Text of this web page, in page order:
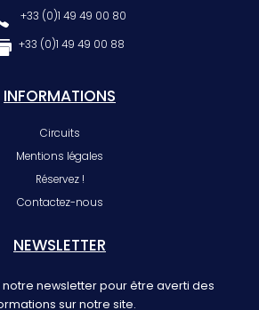
+33 (0)1 49 49 00 80
+33 (0)1 49 49 00 88
INFORMATIONS
Circuits
Mentions légales
Réservez !
Contactez-nous
NEWSLETTER
newsletter pour être averti des
sur notre site.